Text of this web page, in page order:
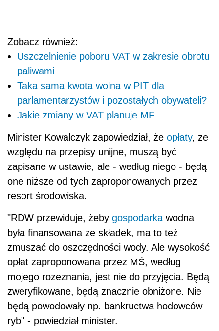
Zobacz również:
Uszczelnienie poboru VAT w zakresie obrotu
paliwami
Taka sama kwota wolna w PIT dla
parlamentarzystów i pozostałych obywateli?
Jakie zmiany w VAT planuje MF
Minister Kowalczyk zapowiedział, że opłaty, ze
względu na przepisy unijne, muszą być
zapisane w ustawie, ale - według niego - będą
one niższe od tych zaproponowanych przez
resort środowiska.
"RDW przewiduje, żeby gospodarka wodna
była finansowana ze składek, ma to też
zmuszać do oszczędności wody. Ale wysokość
opłat zaproponowana przez MŚ, według
mojego rozeznania, jest nie do przyjęcia. Będą
zweryfikowane, będą znacznie obniżone. Nie
będą powodowały np. bankructwa hodowców
ryb" - powiedział minister.